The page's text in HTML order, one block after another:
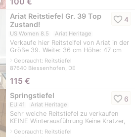
Ariat Reitstiefel Gr. 39 Top
Zustand!
US Women 8.5 Ariat Heritage
Verkaufe hier Reitsteifel von Ariat in der
Größe 39. Weite: 36 cm Höhe: 47 cm
Schwarzes Leder Top in Form und keine
Defekte oder Macken! Mo
navigate_nextGebraucht: Reitstiefel
87640 Biessenhofen, DE
favorite_border 4
115 €
Springstiefel
EU 41 Ariat Heritage
Sehr weiche Reitstiefel zu verkaufen
KEINE Winterausführung Keine Kratzer,
Schäden, etc. Frisch eingelassen... Gr.
navigate_nextGebraucht: Reitstiefel
favorite_border 6